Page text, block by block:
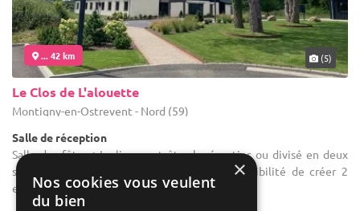
... 42 km (5)
Le Clos de L'alouette
Montigny-en-Ostrevent - Nord (59)
Salle de réception
Salle des fêtes : Le lieu peut être loué entier ou divisé en deux
salles : - Le Clos de l’Alouette 500 m² : Possibilité de créer 2
espaces distincts pour votre vin d’honneur et ...
×
Nos cookies vous veulent
du bien